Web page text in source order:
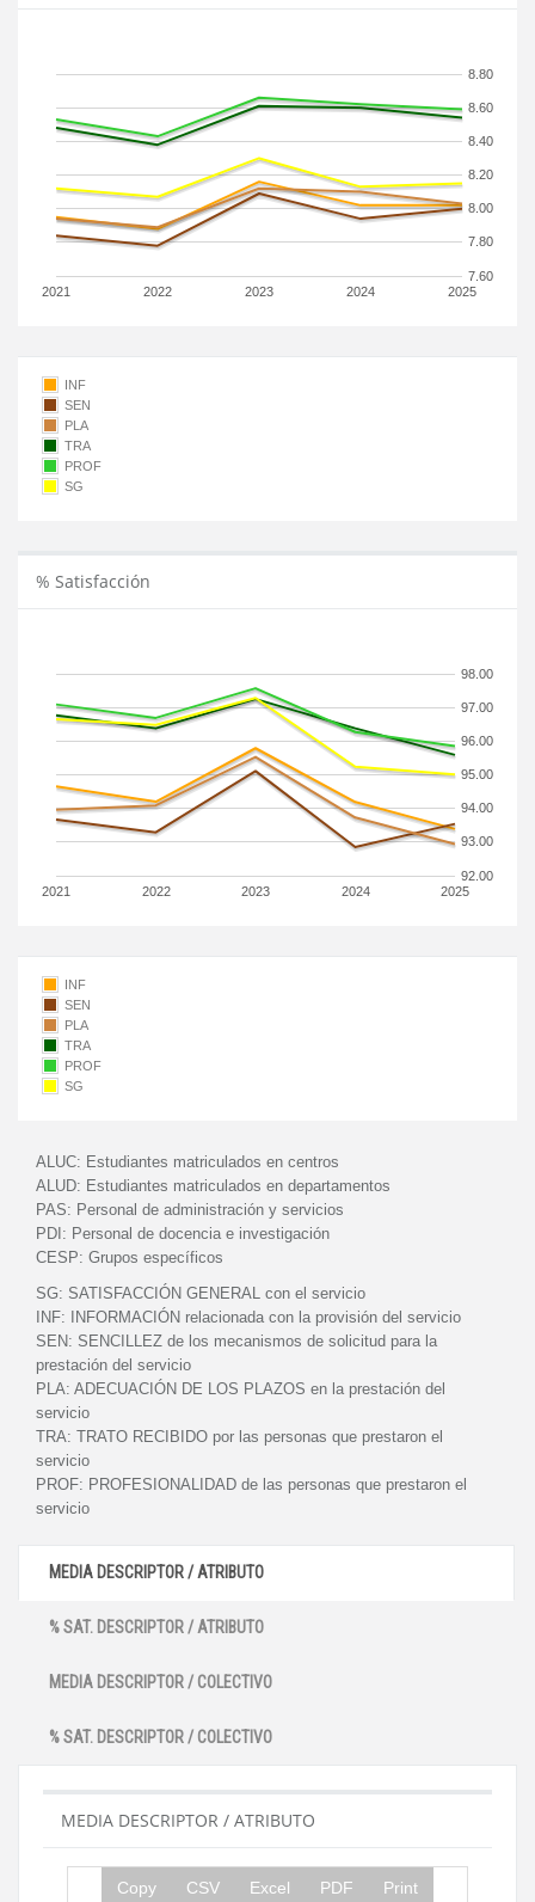
2021 2022 2023 2024 2025
7.60
7.80
8.00
8.20
8.40
8.60
8.80
INF
SEN
PLA
TRA
PROF
SG
% Satisfacción
2021 2022 2023 2024 2025
92.00
93.00
94.00
95.00
96.00
97.00
98.00
INF
SEN
PLA
TRA
PROF
SG
ALUC: Estudiantes matriculados en centros
ALUD: Estudiantes matriculados en departamentos
PAS: Personal de administración y servicios
PDI: Personal de docencia e investigación
CESP: Grupos específicos
SG: SATISFACCIÓN GENERAL con el servicio
INF:
INFORMACIÓN relacionada con la provisión del servicio
SEN: SENCILLEZ de los mecanismos de solicitud para la
prestación del servicio
PLA: ADECUACIÓN DE LOS PLAZOS en la prestación del
servicio
TRA: TRATO RECIBIDO por las personas que prestaron el
servicio
PROF: PROFESIONALIDAD de las personas que prestaron el
servicio
MEDIA DESCRIPTOR / ATRIBUTO
% SAT. DESCRIPTOR / ATRIBUTO
MEDIA DESCRIPTOR / COLECTIVO
% SAT. DESCRIPTOR / COLECTIVO
MEDIA DESCRIPTOR / ATRIBUTO
Copy CSV Excel PDF Print